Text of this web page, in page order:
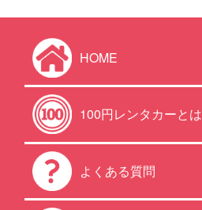
HOME
100円レンタカーとは
よくある質問